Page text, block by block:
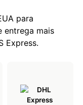
para
entrega mais
Express.